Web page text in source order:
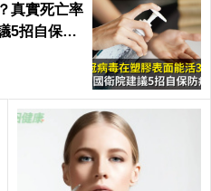
真實死亡率
5招自保防